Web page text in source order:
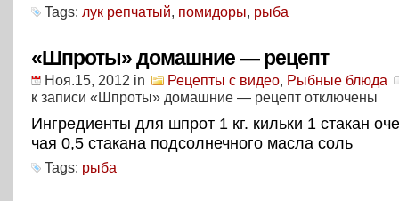
Tags: лук репчатый, помидоры, рыба
«Шпроты» домашние — рецепт
Ноя.15, 2012 in Рецепты с видео, Рыбные блюда
к записи «Шпроты» домашние — рецепт отключены
Ингредиенты для шпрот 1 кг. кильки 1 стакан
чая 0,5 стакана подсолнечного масла соль
Tags: рыба